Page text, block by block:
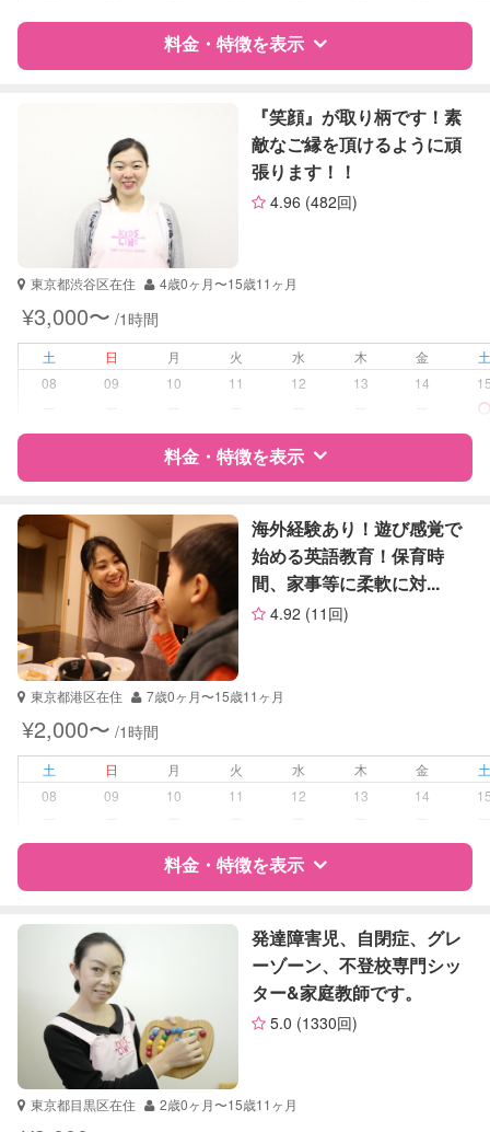
対応科目
国語
算数
料金・特徴を表示
サポートの特徴
受験対策 小学校受験
学校/塾の補習・宿題
対応科目 なし
『笑顔』が取り柄です！素
敵なご縁を頂けるように頑
張ります！！
4.96 (482回)
東京都渋谷区在住 4歳0ヶ月〜15歳11ヶ月
¥3,000〜 /1時間
土 日 月 火 水 木 金
08
09 10 11 12 13 14
料金・特徴を表示
特徴 料金 レビュー
サポートの特徴
資格 なし
受験対策
小学校受験
学校/塾の補習・宿題
小学生
中学生
国語
算数
英検
海外経験あり！遊び感覚で
始める英語教育！保育時
間、家事等に柔軟に対...
4.92 (11回)
東京都港区在住 7歳0ヶ月〜15歳11ヶ月
¥2,000〜 /1時間
土 日 月 火 水 木 金
08
09 10 11 12 13 14
料金・特徴を表示
特徴 料金 レビュー
サポートの特徴
資格 なし
受験対策
小学校受験
発達障害児、自閉症、グレ
ーゾーン、不登校専門シッ
ター&家庭教師です。
5.0 (1330回)
東京都目黒区在住 2歳0ヶ月〜15歳11ヶ月